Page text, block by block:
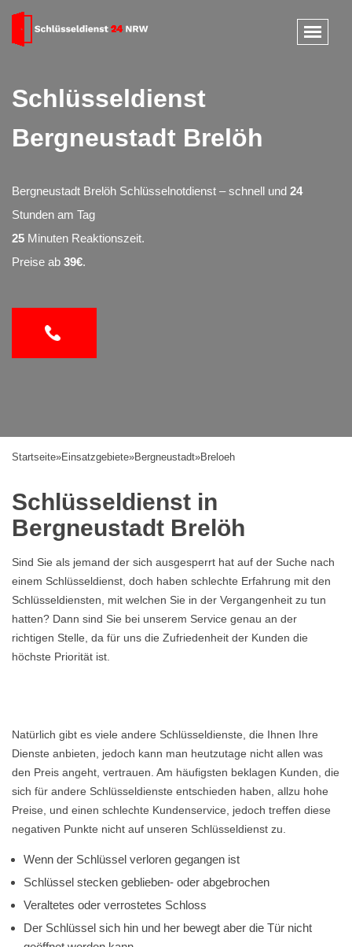
Schlüsseldienst
Bergneustadt Brelöh
Bergneustadt Brelöh Schlüsselnotdienst – schnell und 24
Stunden am Tag
25 Minuten Reaktionszeit.
Preise ab 39€.
Startseite»Einsatzgebiete»Bergneustadt»Breloeh
Schlüsseldienst in
Bergneustadt Brelöh
Sind Sie als jemand der sich ausgesperrt hat auf der Suche nach
einem Schlüsseldienst, doch haben schlechte Erfahrung mit den
Schlüsseldiensten, mit welchen Sie in der Vergangenheit zu tun
hatten? Dann sind Sie bei unserem Service genau an der
richtigen Stelle, da für uns die Zufriedenheit der Kunden die
höchste Priorität ist.
Natürlich gibt es viele andere Schlüsseldienste, die Ihnen Ihre
Dienste anbieten, jedoch kann man heutzutage nicht allen was
den Preis angeht, vertrauen. Am häufigsten beklagen Kunden, die
sich für andere Schlüsseldienste entschieden haben, allzu hohe
Preise, und einen schlechte Kundenservice, jedoch treffen diese
negativen Punkte nicht auf unseren Schlüsseldienst zu.
Wenn der Schlüssel verloren gegangen ist
Schlüssel stecken geblieben- oder abgebrochen
Veraltetes oder verrostetes Schloss
Der Schlüssel sich hin und her bewegt aber die Tür nicht